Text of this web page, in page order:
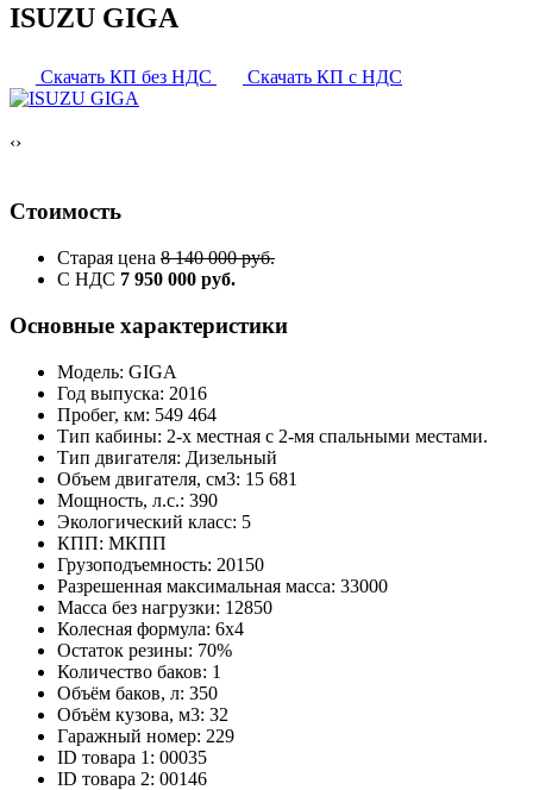
ISUZU GIGA
Скачать КП без НДС Скачать КП с НДС
‹›
Стоимость
Старая цена 8 140 000 руб.
С НДС 7 950 000 руб.
Основные характеристики
Модель: GIGA
Год выпуска: 2016
Пробег, км: 549 464
Тип кабины: 2-х местная с 2-мя спальными местами.
Тип двигателя: Дизельный
Объем двигателя, см3: 15 681
Мощность, л.с.: 390
Экологический класс: 5
КПП: МКПП
Грузоподъемность: 20150
Разрешенная максимальная масса: 33000
Масса без нагрузки: 12850
Колесная формула: 6х4
Остаток резины: 70%
Количество баков: 1
Объём баков, л: 350
Объём кузова, м3: 32
Гаражный номер: 229
ID товара 1: 00035
ID товара 2: 00146